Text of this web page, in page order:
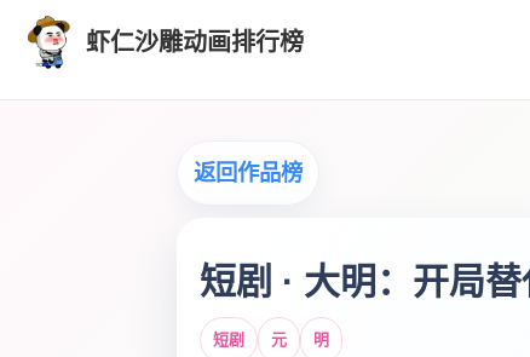
虾仁沙雕动画排行榜
返回作品榜
短剧 · 大明：开局
短剧 元 明